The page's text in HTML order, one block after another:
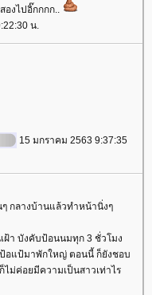
องไปอิ๊กกกก..
น.
15 มกราคม 2563 9:37:35
กลางบ้านแล้วทำหน้านิ่งๆ
ฝ้า บังคับป้อนนมทุก 3 ชั่วโมง
ป้อแป้มาพักใหญ่ ตอนนี้ ก็ยังชอบ
ม่ค่อยมีความเป็นสาวเท่าไร